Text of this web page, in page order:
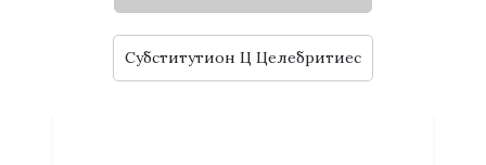
Субститутион Ц Целебритиес